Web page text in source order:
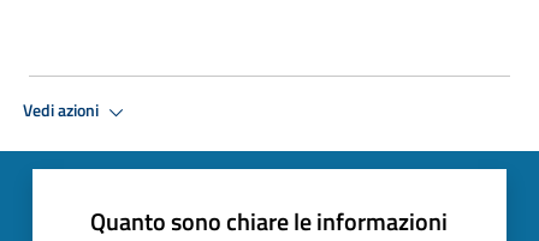
Vedi azioni
Quanto sono chiare le informazioni